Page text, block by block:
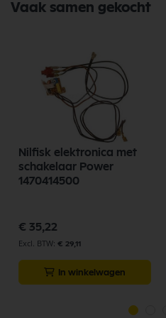
Vaak samen gekocht
Nilfisk elektronica met
schakelaar Power
1470414500
€ 35,22
€ 29,11
In winkelwagen